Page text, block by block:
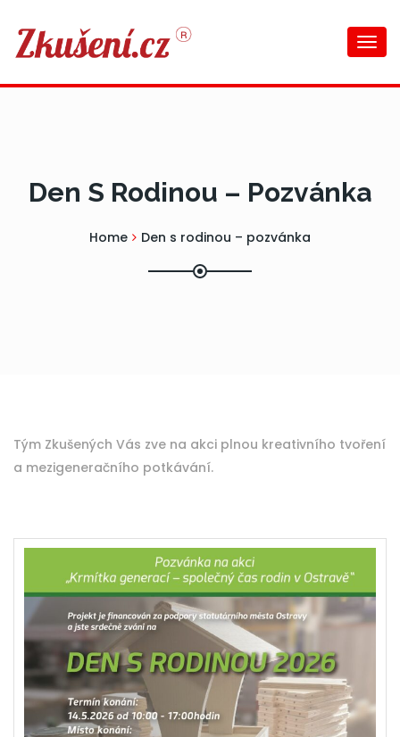
Den S Rodinou – Pozvánka
Home Den s rodinou – pozvánka
Tým Zkušených Vás zve na akci plnou kreativního tvoření
a mezigeneračního potkávání.